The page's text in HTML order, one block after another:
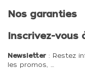
Nos garanties
Inscrivez-vous
Newsletter : Restez
les promos, …